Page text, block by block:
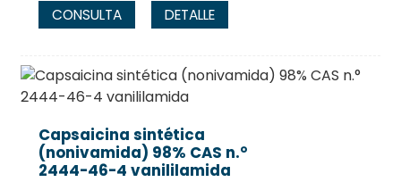
CONSULTA DETALLE
Capsaicina sintética
(nonivamida) 98% CAS n.°
2444-46-4 vanililamida